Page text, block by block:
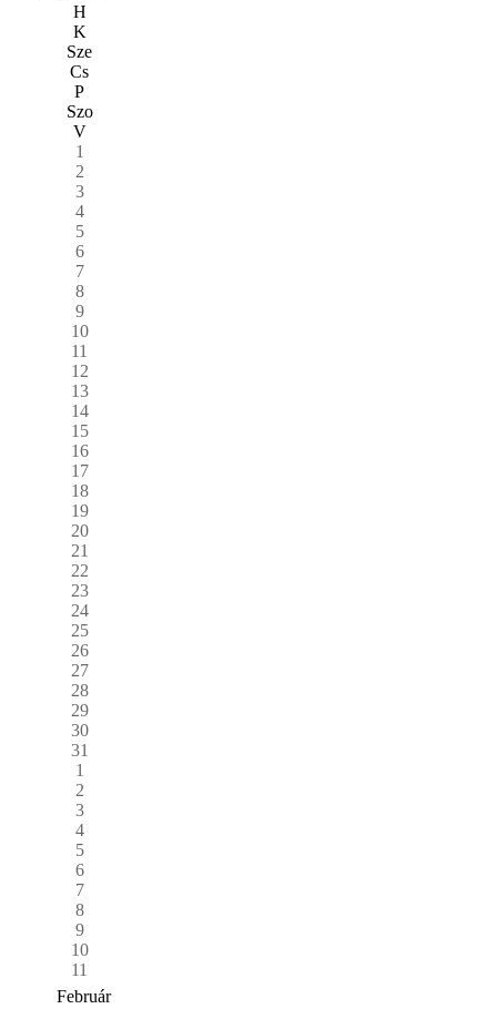
H
K
Sze
Cs
P
Szo
V
1
2
3
4
5
6
7
8
9
10
11
12
13
14
15
16
17
18
19
20
21
22
23
24
25
26
27
28
29
30
31
1
2
3
4
5
6
7
8
9
10
11
Február